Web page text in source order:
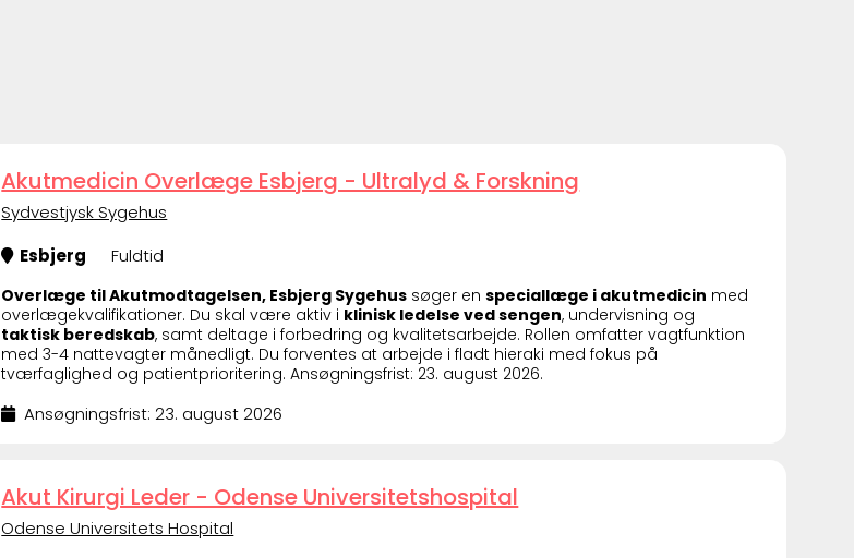
Akutmedicin Overlæge Esbjerg - Ultralyd & Forskning
Sydvestjysk Sygehus
Esbjerg
Fuldtid
Overlæge til Akutmodtagelsen, Esbjerg Sygehus søger enspeciallæge i akutmedicin med
overlægekvalifikationer. Du skal være aktiv i klinisk ledelse ved sengen, undervisning og
taktisk beredskab, samt deltage i forbedring og kvalitetsarbejde. Rollen omfatter vagtfunktion
med 3-4 nattevagter månedligt. Du forventes at arbejde i fladt hieraki med fokus på
tværfaglighed og patientprioritering. Ansøgningsfrist: 23. august 2026.
Ansøgningsfrist: 23. august 2026
Akut Kirurgi Leder - Odense Universitetshospital
Odense Universitets Hospital